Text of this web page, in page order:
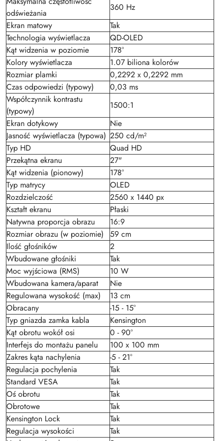
odświeżania
360 Hz
Ekran matowy
Tak
Technologia wyświetlacza
QD-OLED
Kąt widzenia w poziomie
178°
Kolory wyświetlacza
1.07 biliona kolorów
Rozmiar plamki
0,2292 x 0,2292 mm
Czas odpowiedzi (typowy)
0,03 ms
Współczynnik kontrastu
(typowy)
1500:1
Ekran dotykowy
Nie
Jasność wyświetlacza (typowa) 250 cd/m²
Typ HD
Quad HD
Przekątna ekranu
27"
Kąt widzenia (pionowy)
178°
Typ matrycy
OLED
Rozdzielczość
2560 x 1440 px
Kształt ekranu
Płaski
Natywna proporcja obrazu
16:9
Rozmiar obrazu (w poziomie)
59 cm
Ilość głośników
2
Wbudowane głośniki
Tak
Moc wyjściowa (RMS)
10 W
Wbudowana kamera/aparat
Nie
Regulowana wysokość (max)
13 cm
Obracany
-15 - 15°
Typ gniazda zamka kabla
Kensington
Kąt obrotu wokół osi
0 - 90°
Interfejs do montażu panelu
100 x 100 mm
Zakres kąta nachylenia
-5 - 21°
Regulacja pochylenia
Tak
Standard VESA
Tak
Oś obrotu
Tak
Obrotowe
Tak
Kensington Lock
Tak
Regulacja wysokości
Tak